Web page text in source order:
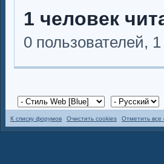
1 человек
0 пользователей,
К списку форумов Очистить cookies Отметить